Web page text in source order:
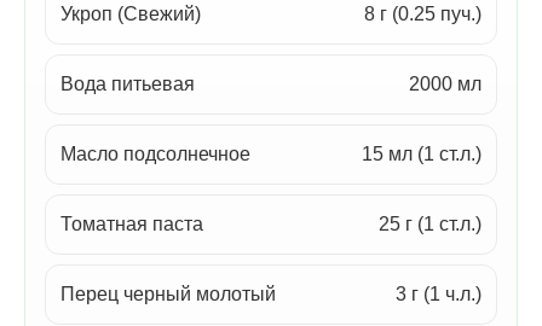
Укроп (Свежий) 8 г (0.25 пуч.)
Вода питьевая 2000 мл
Масло подсолнечное 15 мл (1 ст.л.)
Томатная паста 25 г (1 ст.л.)
Перец черный молотый 3 г (1 ч.л.)